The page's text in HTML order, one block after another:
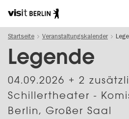
zum
Inhalt
Berlins
offizielles
Tourismusportal
Startseite Veranstaltungskalender
Legende
04.09.2026 + 2
Schillertheater -
Berlin, Großer Saal